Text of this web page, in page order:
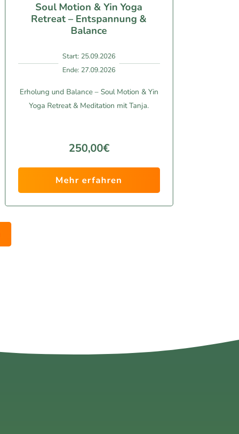
Soul Motion & Yin Yoga
Retreat – Entspannung &
Balance
Start: 25.09.2026
Ende: 27.09.2026
Erholung und Balance – Soul Motion & Yin
Yoga Retreat & Meditation mit Tanja.
250,00€
Mehr erfahren